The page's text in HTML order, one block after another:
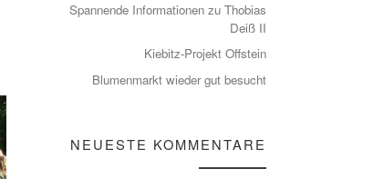
Spannende Informationen zu Thobias
Deiß II
Kiebitz-Projekt Offstein
Blumenmarkt wieder gut besucht
NEUESTE KOMMENTARE